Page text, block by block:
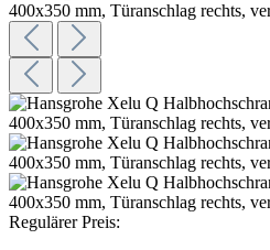
Regulärer Preis: